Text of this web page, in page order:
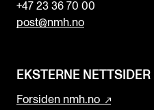
+47 23 36 70 00
post@nmh.no
EKSTERNE NETTSIDER
Forsiden nmh.no